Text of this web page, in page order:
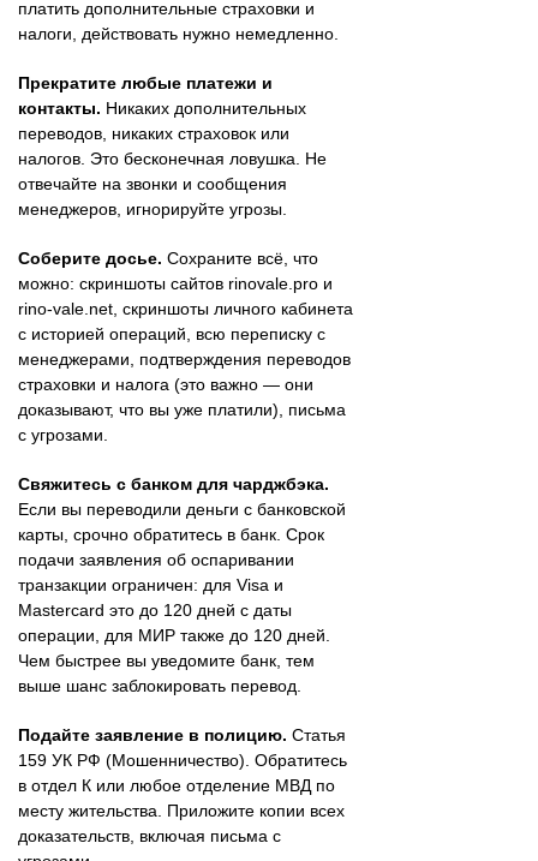
платить дополнительные страховки и
налоги, действовать нужно немедленно.
Прекратите любые платежи и
контакты. Никаких дополнительных
переводов, никаких страховок или
налогов. Это бесконечная ловушка. Не
отвечайте на звонки и сообщения
менеджеров, игнорируйте угрозы.
Соберите досье. Сохраните всё, что
можно: скриншоты сайтов rinovale.pro и
rino-vale.net, скриншоты личного кабинета
с историей операций, всю переписку с
менеджерами, подтверждения переводов
страховки и налога (это важно — они
доказывают, что вы уже платили), письма
с угрозами.
Свяжитесь с банком для чарджбэка.
Если вы переводили деньги с банковской
карты, срочно обратитесь в банк. Срок
подачи заявления об оспаривании
транзакции ограничен: для Visa и
Mastercard это до 120 дней с даты
операции, для МИР также до 120 дней.
Чем быстрее вы уведомите банк, тем
выше шанс заблокировать перевод.
Подайте заявление в полицию. Статья
159 УК РФ (Мошенничество). Обратитесь
в отдел К или любое отделение МВД по
месту жительства. Приложите копии всех
доказательств, включая письма с